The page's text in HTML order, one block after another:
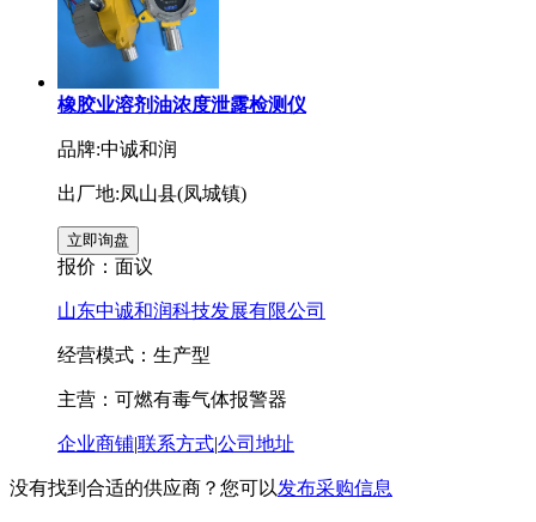
橡胶业溶剂油浓度泄露检测仪
品牌:中诚和润
出厂地:凤山县(凤城镇)
报价： 面议
山东中诚和润科技发展有限公司
经营模式：生产型
主营：可燃有毒气体报警器
企业商铺|联系方式|公司地址
没有找到合适的供应商？您可以发布采购信息